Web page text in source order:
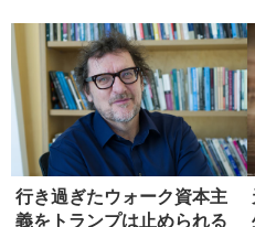
行き過ぎたウォーク資本主
義をトランプは止められる